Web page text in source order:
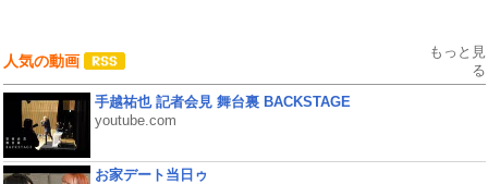
人気の動画
もっと見
る
手越祐也 記者会見 舞台裏 BACKSTAGE
youtube.com
お家デート当日ゥ